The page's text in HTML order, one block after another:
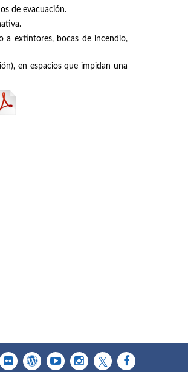
de evacuación.
a extintores, bocas de incendio,
en espacios que impidan una